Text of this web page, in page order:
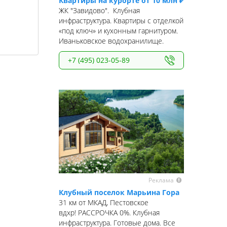
ЖК "Завидово". Клубная
инфраструктура. Квартиры с отделкой
«под ключ» и кухонным гарнитуром.
Иваньковское водохранилище.
+7 (495) 023-05-89
Реклама
Клубный поселок Марьина Гора
31 км от МКАД, Пестовское
вдхр! РАССРОЧКА 0%. Клубная
инфраструктура. Готовые дома. Все